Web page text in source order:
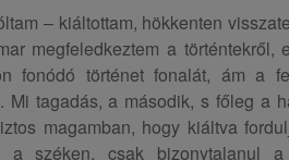
– kiáltottam, hökkenten
megfeledkeztem a történtekről,
fonódó történet fonalát, ám a
Mi tagadás, a második, s főleg a
magamban, hogy kiáltva
a széken, csak bizonytalanul